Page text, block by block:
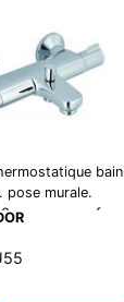
bain
pose murale.
norme nf.